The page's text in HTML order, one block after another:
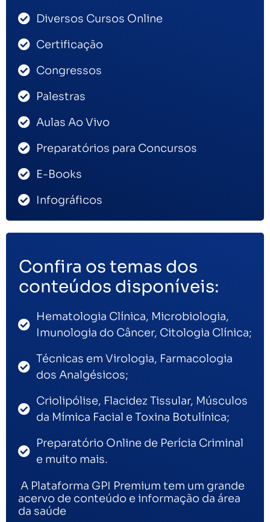
Diversos Cursos Online
Certificação
Congressos
Palestras
Aulas Ao Vivo
Preparatórios para Concursos
E-Books
Infográficos
Confira os temas dos
conteúdos disponíveis:
Hematologia Clínica, Microbiologia,
Imunologia do Câncer, Citologia Clínica;
Técnicas em Virologia, Farmacologia
dos Analgésicos;
Criolipólise, Flacidez Tissular, Músculos
da Mímica Facial e Toxina Botulínica;
Preparatório Online de Perícia Criminal
e muito mais.
A Plataforma GPI Premium tem um grande
acervo de conteúdo e informação da área
da saúde